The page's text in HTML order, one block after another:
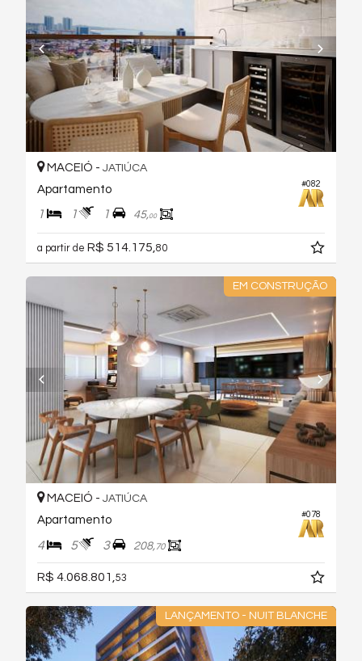
#082
MACEIÓ - JATIÚCA
Apartamento
1 1 1 45,00
a partir de R$ 514.175, 80
EM CONSTRUÇÃO
#078
MACEIÓ - JATIÚCA
Apartamento
4 5 3 208,70
R$ 4.068.801,53
LANÇAMENTO - NUIT BLANCHE